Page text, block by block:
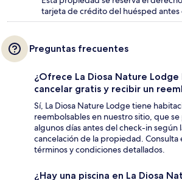
tarjeta de crédito del huésped antes
Preguntas frecuentes
¿Ofrece La Diosa Nature
cancelar gratis y recibir un
Sí, La Diosa Nature Lodge tiene
reembolsables en nuestro sitio, que
algunos días antes del check-in según
cancelación de la propiedad. Consulta
términos y condiciones detallados.
¿Hay una piscina en La Diosa